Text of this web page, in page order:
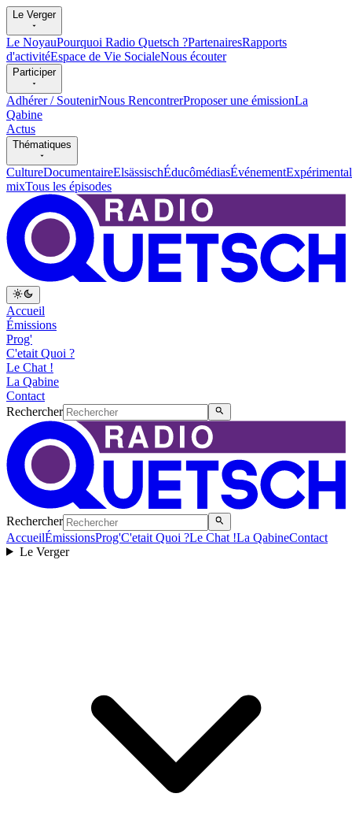
Le Verger
Le NoyauPourquoi Radio Quetsch ?PartenairesRapports
d'activitéEspace de Vie SocialeNous écouter
Participer
Adhérer / SoutenirNous RencontrerProposer une émissionLa
Qabine
Actus
Thématiques
CultureDocumentaireElsässischÉducômédiasÉvénementExpérimental
mixTous les épisodes
Accueil
Émissions
Prog'
C'etait Quoi ?
Le Chat !
La Qabine
Contact
Rechercher
Rechercher
AccueilÉmissionsProg'C'etait Quoi ?Le Chat !La QabineContact
Le Verger